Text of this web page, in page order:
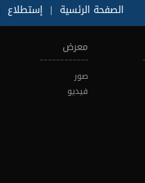
الصفحة الرئسية | إستطلاع
معرض
صور
فيديو